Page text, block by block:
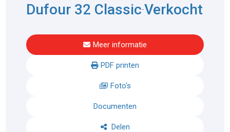
Dufour 32 Classic-Verkocht
Meer informatie
PDF printen
Foto's
Documenten
Delen